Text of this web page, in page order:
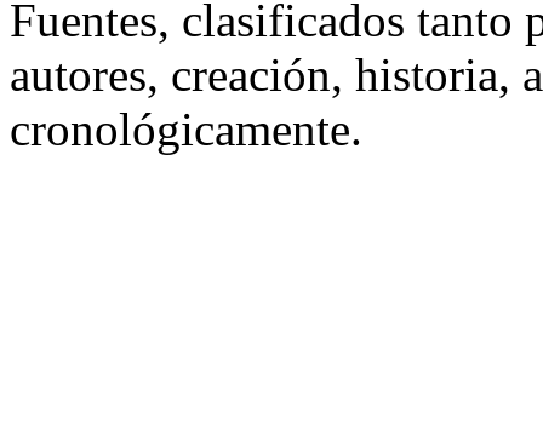
Fuentes, clasificados tanto
autores, creación, historia,
cronológicamente.